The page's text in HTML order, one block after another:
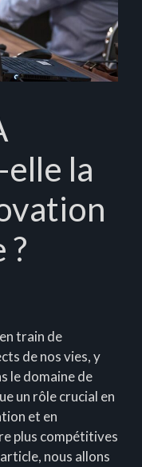
la
?
train de
de nos vies, y
le domaine de
un rôle crucial en
et en
plus compétitives
nous allons